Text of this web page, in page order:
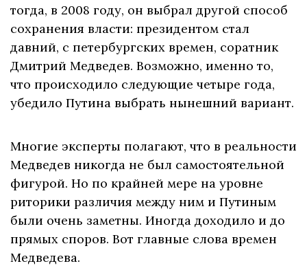
тогда, в 2008 году, он выбрал другой способ
сохранения власти: президентом стал
давний, с петербургских времен, соратник
Дмитрий Медведев. Возможно, именно то,
что происходило следующие четыре года,
убедило Путина выбрать нынешний вариант.
Многие эксперты полагают, что в реальности
Медведев никогда не был самостоятельной
фигурой. Но по крайней мере на уровне
риторики различия между ним и Путиным
были очень заметны. Иногда доходило и до
прямых споров. Вот главные слова времен
Медведева.